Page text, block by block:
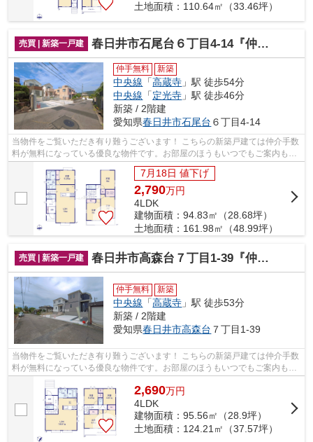
土地面積：110.64㎡（33.46坪）
売買 | 新築一戸建 春日井市石尾台６丁目4-14『仲介料無料』新築戸建て
仲手無料 新築
中央線 「高蔵寺 」駅 徒歩54分
中央線 「定光寺 」駅 徒歩46分
新築 / 2階建
愛知県春日井市石尾台 ６丁目4-14
当物件をご覧いただき有り難うございます！ こちらの新築戸建ては仲介手数
料が無料になっている優良な物件です。お部屋のほうもいつでもご案内もさ
せて頂きますのでお気軽にお問合せ下...
7月18日 値下げ
2,790万円
4LDK
建物面積：94.83㎡（28.68坪）
土地面積：161.98㎡（48.99坪）
売買 | 新築一戸建 春日井市高森台７丁目1-39『仲介料無料』新築戸建て
仲手無料 新築
中央線 「高蔵寺 」駅 徒歩53分
新築 / 2階建
愛知県春日井市高森台 ７丁目1-39
当物件をご覧いただき有り難うございます！ こちらの新築戸建ては仲介手数
料が無料になっている優良な物件です。お部屋のほうもいつでもご案内もさ
せて頂きますのでお気軽にお問合せ下...
2,690万円
4LDK
建物面積：95.56㎡（28.9坪）
土地面積：124.21㎡（37.57坪）